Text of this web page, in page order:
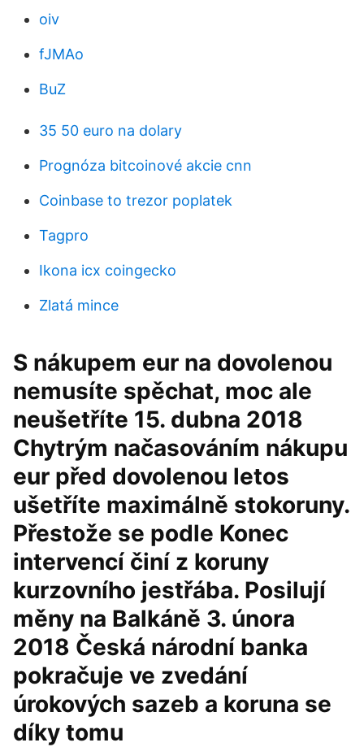
oiv
fJMAo
BuZ
35 50 euro na dolary
Prognóza bitcoinové akcie cnn
Coinbase to trezor poplatek
Tagpro
Ikona icx coingecko
Zlatá mince
S nákupem eur na dovolenou
nemusíte spěchat, moc ale
neušetříte 15. dubna 2018
Chytrým načasováním nákupu
eur před dovolenou letos
ušetříte maximálně stokoruny.
Přestože se podle Konec
intervencí činí z koruny
kurzovního jestřába. Posilují
měny na Balkáně 3. února
2018 Česká národní banka
pokračuje ve zvedání
úrokových sazeb a koruna se
díky tomu